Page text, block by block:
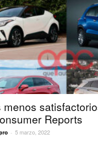
menos
Reports
- 5 marzo, 2022